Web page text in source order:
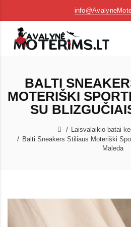
BALTI
MOTERIŠKI
SU
Laisvalaikio batai
Balti Sneakers Stiliaus Moteriški
Maleda